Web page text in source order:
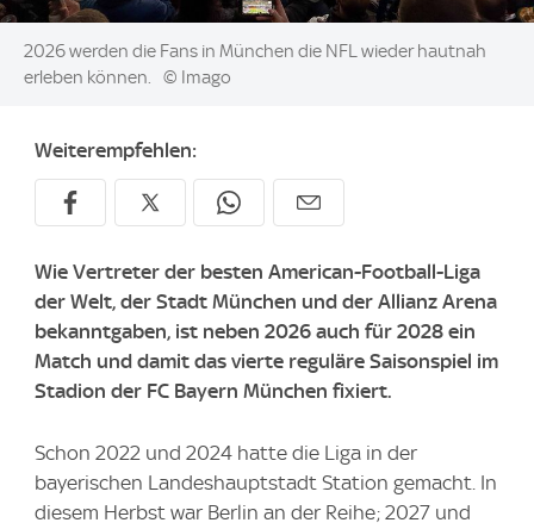
Image:
2026 werden die Fans in München die NFL wieder hautnah
erleben können.
© Imago
Weiterempfehlen:
Wie Vertreter der besten American-Football-Liga
der Welt, der Stadt München und der Allianz Arena
bekanntgaben, ist neben 2026 auch für 2028 ein
Match und damit das vierte reguläre Saisonspiel im
Stadion der FC Bayern München fixiert.
Schon 2022 und 2024 hatte die Liga in der
bayerischen Landeshauptstadt Station gemacht. In
diesem Herbst war Berlin an der Reihe; 2027 und